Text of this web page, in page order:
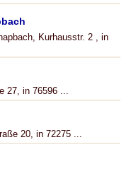
Kurhausstr. 2 , in
27, in 76596 ...
20, in 72275 ...